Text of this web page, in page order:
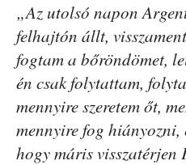
„Az utolsó napon
felhajtón állt,
fogtam a bőröndömet,
én csak folytattam,
mennyire szeretem őt,
mennyire fog hiányozni,
hogy máris